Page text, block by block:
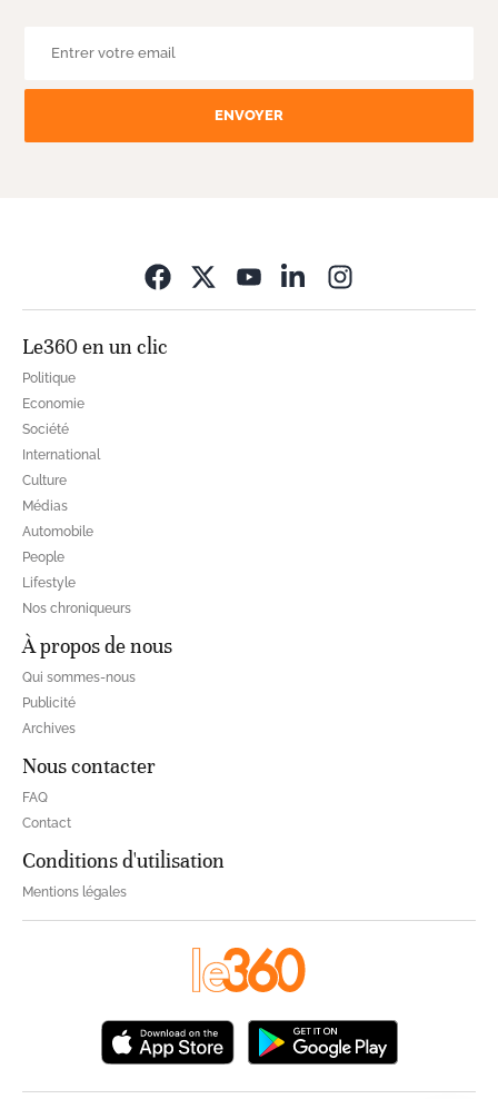
ENVOYER
Le360 en un clic
Politique
Economie
Société
International
Culture
Médias
Automobile
People
Lifestyle
Nos chroniqueurs
À propos de nous
Qui sommes-nous
Publicité
Archives
Nous contacter
FAQ
Contact
Conditions d'utilisation
Mentions légales